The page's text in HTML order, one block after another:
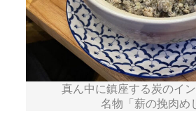
真ん中に鎮座する炭のイン
名物「薪の挽肉め